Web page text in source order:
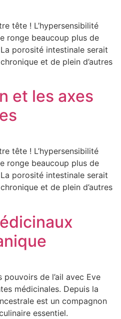
tête ! L’hypersensibilité
ronge beaucoup plus de
porosité intestinale serait
et de plein d’autres
et les axes
tête ! L’hypersensibilité
ronge beaucoup plus de
porosité intestinale serait
et de plein d’autres
de l’ail avec Eve
médicinales. Depuis la
est un compagnon
essentiel.